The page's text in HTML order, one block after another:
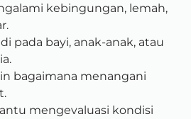
kebingungan, lemah,
pada bayi, anak-anak, atau
bagaimana menangani
mengevaluasi kondisi